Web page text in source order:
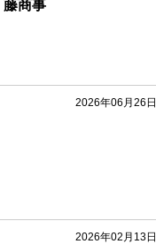
藤商事
2026年06月26日
2026年02月13日